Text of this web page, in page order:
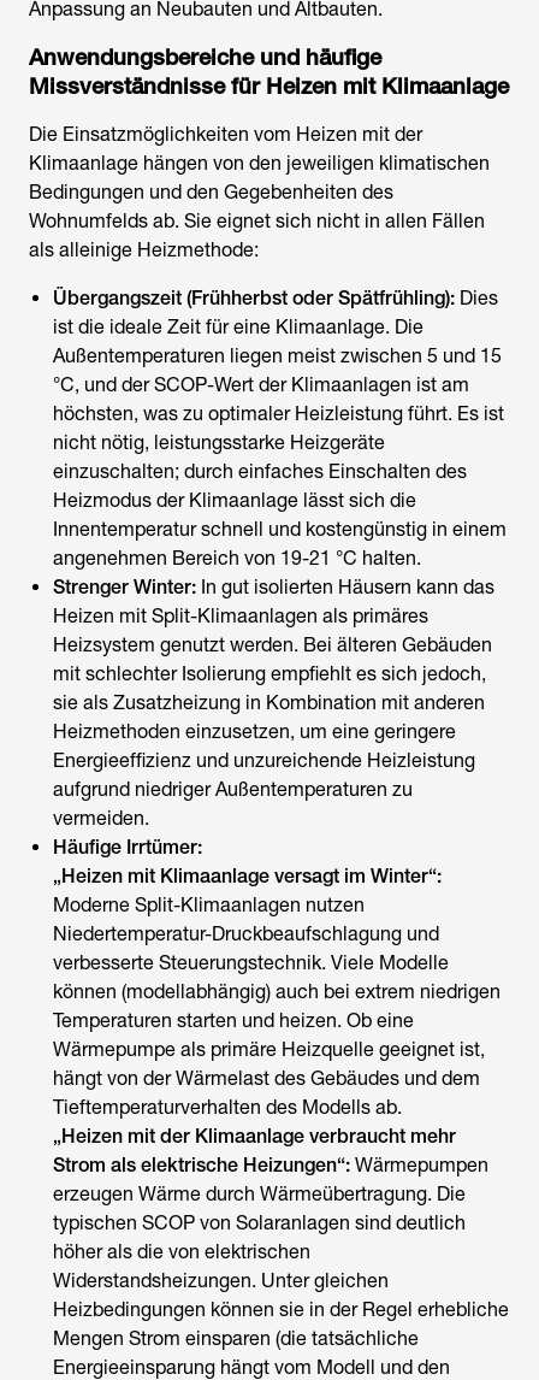
Anpassung an Neubauten und Altbauten.
Anwendungsbereiche und häufige
Missverständnisse für Heizen mit Klimaanlage
Die Einsatzmöglichkeiten vom Heizen mit der
Klimaanlage hängen von den jeweiligen klimatischen
Bedingungen und den Gegebenheiten des
Wohnumfelds ab. Sie eignet sich nicht in allen Fällen
als alleinige Heizmethode:
Übergangszeit (Frühherbst oder Spätfrühling): Dies
ist die ideale Zeit für eine Klimaanlage. Die
Außentemperaturen liegen meist zwischen 5 und 15
°C, und der SCOP-Wert der Klimaanlagen ist am
höchsten, was zu optimaler Heizleistung führt. Es ist
nicht nötig, leistungsstarke Heizgeräte
einzuschalten; durch einfaches Einschalten des
Heizmodus der Klimaanlage lässt sich die
Innentemperatur schnell und kostengünstig in einem
angenehmen Bereich von 19-21 °C halten.
Strenger Winter: In gut isolierten Häusern kann das
Heizen mit Split-Klimaanlagen als primäres
Heizsystem genutzt werden. Bei älteren Gebäuden
mit schlechter Isolierung empfiehlt es sich jedoch,
sie als Zusatzheizung in Kombination mit anderen
Heizmethoden einzusetzen, um eine geringere
Energieeffizienz und unzureichende Heizleistung
aufgrund niedriger Außentemperaturen zu
vermeiden.
Häufige Irrtümer:
„Heizen mit Klimaanlage versagt im Winter“:
Moderne Split-Klimaanlagen nutzen
Niedertemperatur-Druckbeaufschlagung und
verbesserte Steuerungstechnik. Viele Modelle
können (modellabhängig) auch bei extrem niedrigen
Temperaturen starten und heizen. Ob eine
Wärmepumpe als primäre Heizquelle geeignet ist,
hängt von der Wärmelast des Gebäudes und dem
Tieftemperaturverhalten des Modells ab.
„Heizen mit der Klimaanlage verbraucht mehr
Strom als elektrische Heizungen“: Wärmepumpen
erzeugen Wärme durch Wärmeübertragung. Die
typischen SCOP von Solaranlagen sind deutlich
höher als die von elektrischen
Widerstandsheizungen. Unter gleichen
Heizbedingungen können sie in der Regel erhebliche
Mengen Strom einsparen (die tatsächliche
Energieeinsparung hängt vom Modell und den